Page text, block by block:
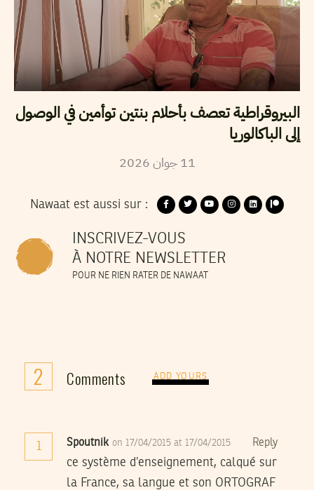
البيروقراطية تعصف بأحلام بنتين توأمين في الوصول
إلى الباكالوريا
11 جوان2026
Nawaat est aussi sur :
INSCRIVEZ-VOUS
À NOTRE NEWSLETTER
POUR NE RIEN RATER DE NAWAAT
2 Comments ADD YOURS
1 Spoutnik on 17/04/2015 at 17/04/2015 Reply
ce système d’enseignement, calqué sur
la France, sa langue et son ORTOGRAF